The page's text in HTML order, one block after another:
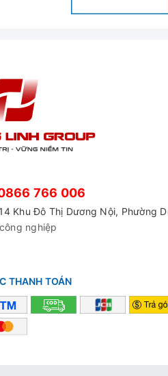
766 006
Khu Đô Thị Dương Nội, Phường
nghiệp
THANH TOÁN